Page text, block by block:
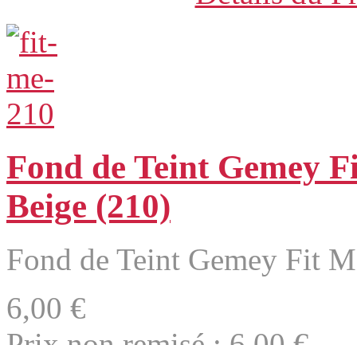
Fond de Teint Gemey
Beige (210)
Fond de Teint Gemey Fit
6,00 €